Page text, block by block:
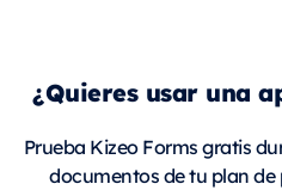
¿Quieres usar una
Prueba Kizeo Forms gratis
documentos de tu plan de